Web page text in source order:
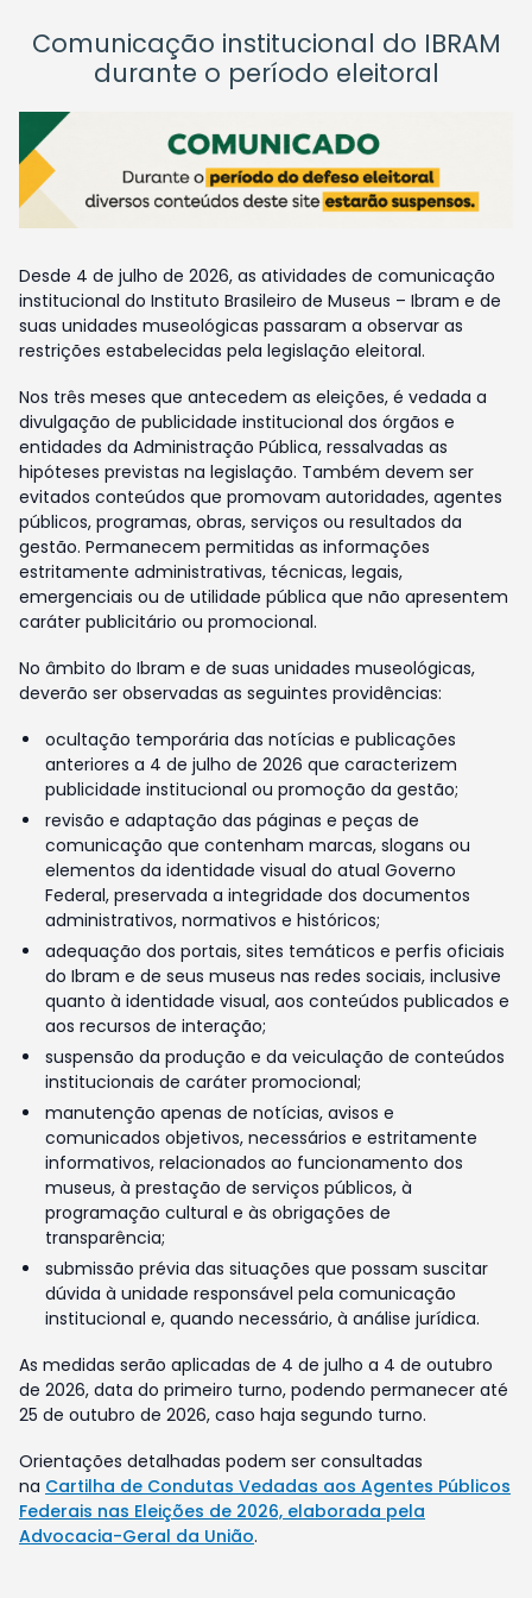
Comunicação institucional do IBRAM
durante o período eleitoral
Desde 4 de julho de 2026, as atividades de comunicação
institucional do Instituto Brasileiro de Museus – Ibram e de
suas unidades museológicas passaram a observar as
restrições estabelecidas pela legislação eleitoral.
Nos três meses que antecedem as eleições, é vedada a
divulgação de publicidade institucional dos órgãos e
entidades da Administração Pública, ressalvadas as
hipóteses previstas na legislação. Também devem ser
evitados conteúdos que promovam autoridades, agentes
públicos, programas, obras, serviços ou resultados da
gestão. Permanecem permitidas as informações
estritamente administrativas, técnicas, legais,
emergenciais ou de utilidade pública que não apresentem
caráter publicitário ou promocional.
No âmbito do Ibram e de suas unidades museológicas,
deverão ser observadas as seguintes providências:
ocultação temporária das notícias e publicações
anteriores a 4 de julho de 2026 que caracterizem
publicidade institucional ou promoção da gestão;
revisão e adaptação das páginas e peças de
comunicação que contenham marcas, slogans ou
elementos da identidade visual do atual Governo
Federal, preservada a integridade dos documentos
administrativos, normativos e históricos;
adequação dos portais, sites temáticos e perfis oficiais
do Ibram e de seus museus nas redes sociais, inclusive
quanto à identidade visual, aos conteúdos publicados e
aos recursos de interação;
suspensão da produção e da veiculação de conteúdos
institucionais de caráter promocional;
manutenção apenas de notícias, avisos e
comunicados objetivos, necessários e estritamente
informativos, relacionados ao funcionamento dos
museus, à prestação de serviços públicos, à
programação cultural e às obrigações de
transparência;
submissão prévia das situações que possam suscitar
dúvida à unidade responsável pela comunicação
institucional e, quando necessário, à análise jurídica.
As medidas serão aplicadas de 4 de julho a 4 de outubro
de 2026, data do primeiro turno, podendo permanecer até
25 de outubro de 2026, caso haja segundo turno.
Orientações detalhadas podem ser consultadas
na Cartilha de Condutas Vedadas aos Agentes Públicos
Federais nas Eleições de 2026, elaborada pela
Advocacia-Geral da União.